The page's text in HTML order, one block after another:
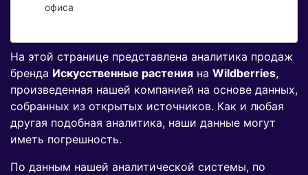
офиса
На этой странице представлена аналитика продаж
бренда Искусственные растения на Wildberries,
произведенная нашей компанией на основе данных,
собранных из открытых источников. Как и любая
другая подобная аналитика, наши данные могут
иметь погрешность.
По данным нашей аналитической системы, по